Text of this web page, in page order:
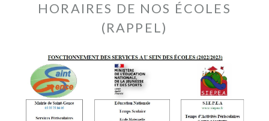
HORAIRES DE NOS ÉCOLES
(RAPPEL)